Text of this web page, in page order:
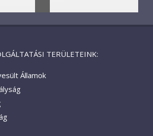
TERÜLETEINK:
Államok